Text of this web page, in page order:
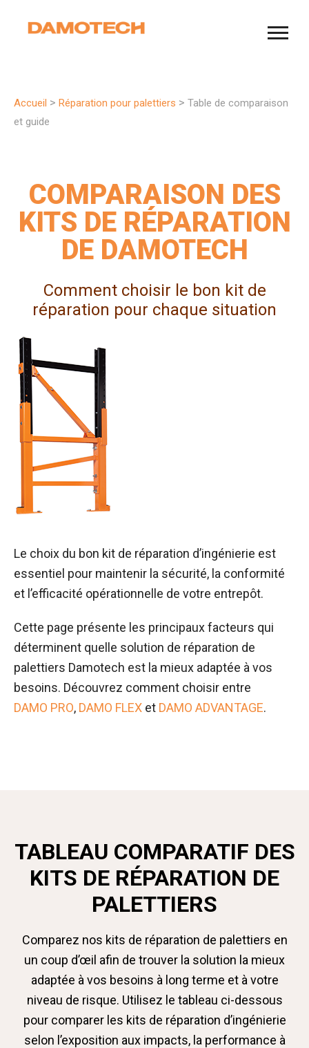
Accueil > Réparation pour palettiers > Table de comparaison
et guide
COMPARAISON DES
KITS DE RÉPARATION
DE DAMOTECH
Comment choisir le bon kit de
réparation pour chaque situation
Le choix du bon kit de réparation d’ingénierie est
essentiel pour maintenir la sécurité, la conformité
et l’efficacité opérationnelle de votre entrepôt.
Cette page présente les principaux facteurs qui
déterminent quelle solution de réparation de
palettiers Damotech est la mieux adaptée à vos
besoins. Découvrez comment choisir entre
DAMO PRO, DAMO FLEX et DAMO ADVANTAGE.
TABLEAU COMPARATIF DES
KITS DE RÉPARATION DE
PALETTIERS
Comparez nos kits de réparation de palettiers en
un coup d’œil afin de trouver la solution la mieux
adaptée à vos besoins à long terme et à votre
niveau de risque. Utilisez le tableau ci-dessous
pour comparer les kits de réparation d’ingénierie
selon l’exposition aux impacts, la performance à